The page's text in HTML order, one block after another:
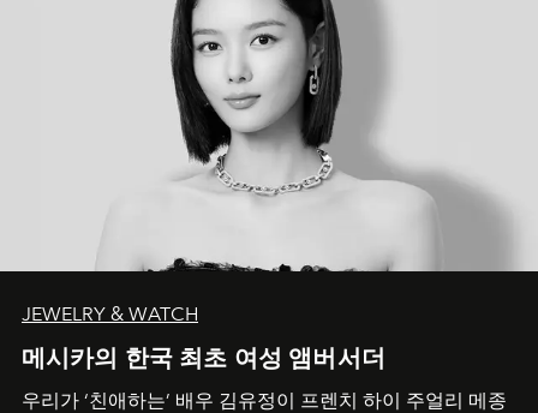
JEWELRY & WATCH
메시카의 한국 최초 여성 앰버서더
우리가 ‘친애하는’ 배우 김유정이 프렌치 하이 주얼리 메종